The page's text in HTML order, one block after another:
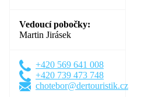
Vedoucí pobočky
Martin Jirásek
+420 569 641 008
+420 739 473 748
chotebor@dertouristik.cz